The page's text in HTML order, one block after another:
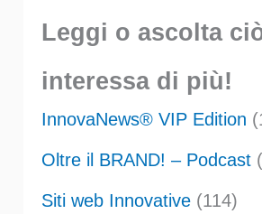
Leggi o ascolta
interessa di più!
InnovaNews® VIP Edition
Oltre il BRAND! – Podcast
Siti web Innovative(114)